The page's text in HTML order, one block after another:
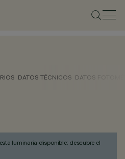
DATOS TÉCNICOS DATOS
luminaria disponible: descubre el